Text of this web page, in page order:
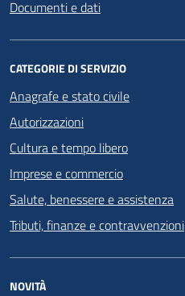
Documenti e dati
CATEGORIE DI SERVIZIO
Anagrafe e stato civile
Autorizzazioni
Cultura e tempo libero
Imprese e commercio
Salute, benessere e assistenza
Tributi, finanze e contravvenzioni
NOVITÀ